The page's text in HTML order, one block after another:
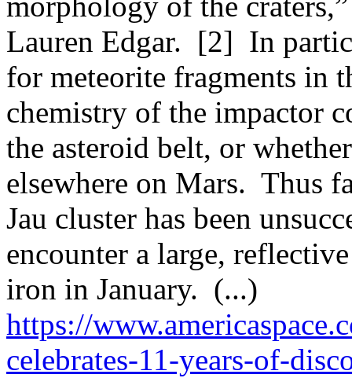
Lauren Edgar. [2] In
for meteorite fragments in
chemistry of the impactor
the asteroid belt, or
elsewhere on Mars. Thus
Jau cluster has been
encounter a large,
iron in January. (...)
https://
celebrates-11-years-of-